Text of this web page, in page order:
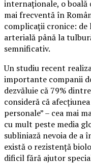
internaționale, o boală
mai frecventă în
complicații cronice: de
arterială până la
semnificativ.
Un studiu recent
importante companii
dezvăluie că 79%
consideră că
personale” – cea mai
cu mult peste media
subliniază nevoia de a
există o rezistență
dificil fără ajutor